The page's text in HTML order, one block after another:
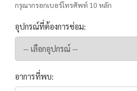
กรุณากรอกเบอร์โทรศัพท์ 10 หลัก
อุปกรณ์ที่ต้องการซ่อม:
อาการที่พบ: